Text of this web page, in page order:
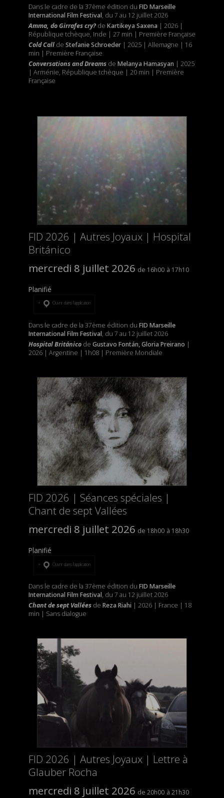
Dans le cadre de la 37ème édition du FID Marseille
International Film Festival, du 7 au 12 juillet 2026
Amma, do Girrafes cry?de Kartikeya Saxena | 2026 |
République tchèque, Inde | 27 min | Première Française
Cold Callde Stefanie Schroeder| 2025 | Allemagne | 16
min | Première Française
Conversations and Dreamsde Melanya Hamasyan | 2025
| Arménie, République tchèque | 20 min | Première
Française
FID 2026 | Autres Joyaux | Hospital
Británico
mercredi 8 juillet 2026
16h00 17h10
Planifié
Ouvrir dans l’application
Dans le cadre de la 37ème édition du FID Marseille
International Film Festival, du 7 au 12 juillet 2026
Hospital Británicode Gustavo Fontán, Gloria Preirano |
2026 | Argentine | 1h08 | Première Mondiale
FID 2026 | Séances spéciales |
Chant de sept Vallées
mercredi 8 juillet 2026
18h00 18h30
Planifié
Ouvrir dans l’application
Dans le cadre de la 37ème édition du FID Marseille
International Film Festival, du 7 au 12 juillet 2026
Chant de sept Valléesde Reza Riahi| 2026 | France | 18
min | Sans dialogue
FID 2026 | Autres Joyaux | Lettre à
Glauber Rocha
mercredi 8 juillet 2026
20h00 21h30